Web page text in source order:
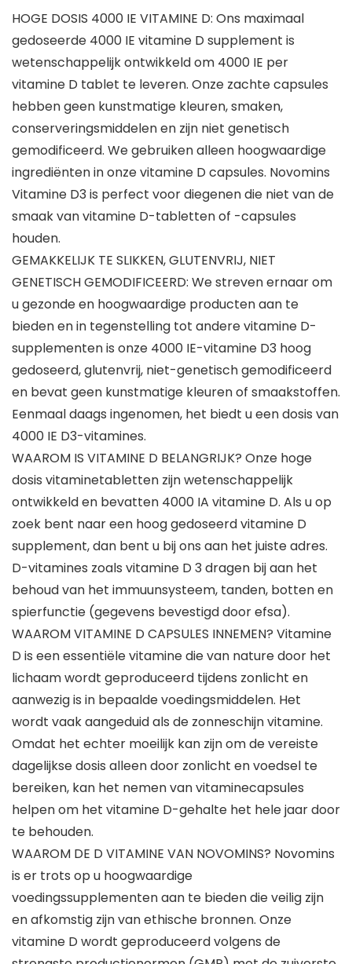
HOGE DOSIS 4000 IE VITAMINE D: Ons maximaal
gedoseerde 4000 IE vitamine D supplement is
wetenschappelijk ontwikkeld om 4000 IE per
vitamine D tablet te leveren. Onze zachte capsules
hebben geen kunstmatige kleuren, smaken,
conserveringsmiddelen en zijn niet genetisch
gemodificeerd. We gebruiken alleen hoogwaardige
ingrediënten in onze vitamine D capsules. Novomins
Vitamine D3 is perfect voor diegenen die niet van de
smaak van vitamine D-tabletten of -capsules
houden.
GEMAKKELIJK TE SLIKKEN, GLUTENVRIJ, NIET
GENETISCH GEMODIFICEERD: We streven ernaar om
u gezonde en hoogwaardige producten aan te
bieden en in tegenstelling tot andere vitamine D-
supplementen is onze 4000 IE-vitamine D3 hoog
gedoseerd, glutenvrij, niet-genetisch gemodificeerd
en bevat geen kunstmatige kleuren of smaakstoffen.
Eenmaal daags ingenomen, het biedt u een dosis van
4000 IE D3-vitamines.
WAAROM IS VITAMINE D BELANGRIJK? Onze hoge
dosis vitaminetabletten zijn wetenschappelijk
ontwikkeld en bevatten 4000 IA vitamine D. Als u op
zoek bent naar een hoog gedoseerd vitamine D
supplement, dan bent u bij ons aan het juiste adres.
D-vitamines zoals vitamine D 3 dragen bij aan het
behoud van het immuunsysteem, tanden, botten en
spierfunctie (gegevens bevestigd door efsa).
WAAROM VITAMINE D CAPSULES INNEMEN? Vitamine
D is een essentiële vitamine die van nature door het
lichaam wordt geproduceerd tijdens zonlicht en
aanwezig is in bepaalde voedingsmiddelen. Het
wordt vaak aangeduid als de zonneschijn vitamine.
Omdat het echter moeilijk kan zijn om de vereiste
dagelijkse dosis alleen door zonlicht en voedsel te
bereiken, kan het nemen van vitaminecapsules
helpen om het vitamine D-gehalte het hele jaar door
te behouden.
WAAROM DE D VITAMINE VAN NOVOMINS? Novomins
is er trots op u hoogwaardige
voedingssupplementen aan te bieden die veilig zijn
en afkomstig zijn van ethische bronnen. Onze
vitamine D wordt geproduceerd volgens de